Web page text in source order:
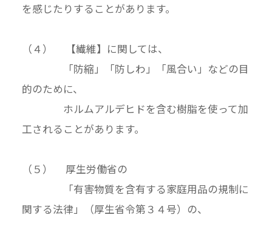
を感じたりすることがあります。
（４） 【繊維】に関しては、
「防縮」「防しわ」「風合い」などの目
的のために、
ホルムアルデヒドを含む樹脂を使って加
工されることがあります。
（５） 厚生労働省の
「有害物質を含有する家庭用品の規制に
関する法律」（厚生省令第３４号）の、